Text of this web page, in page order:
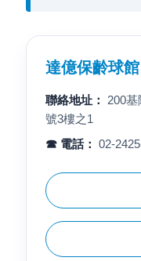
達億保齡球館
聯絡地址：
200
號3樓之1
☎ 電話： 02-